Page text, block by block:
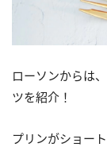
ローソンからは
ツを紹介！
プリンがショー